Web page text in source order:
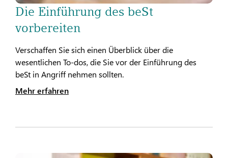
Die Einführung des beSt
vorbereiten
Verschaffen Sie sich einen Überblick über die
wesentlichen To-dos, die Sie vor der Einführung des
beSt in Angriff nehmen sollten.
Mehr erfahren